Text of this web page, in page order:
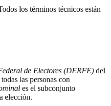
los términos técnicos están
de Electores (DERFE) del
las personas con
es el subconjunto
elección.